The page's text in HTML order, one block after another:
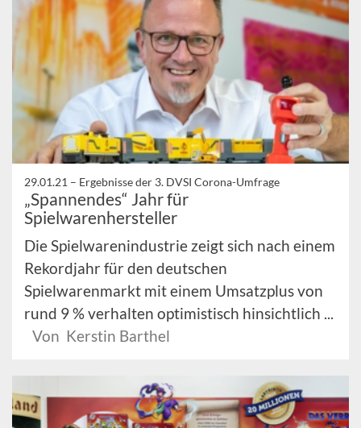
29.01.21 – Ergebnisse der 3. DVSI Corona-Umfrage
„Spannendes“ Jahr für
Spielwarenhersteller
Die Spielwarenindustrie zeigt sich nach einem
Rekordjahr für den deutschen
Spielwarenmarkt mit einem Umsatzplus von
rund 9 % verhalten optimistisch hinsichtlich ...
Von Kerstin Barthel